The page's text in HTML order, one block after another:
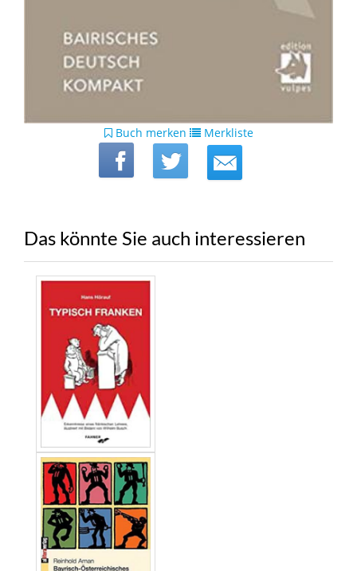
Buch merken Merkliste
Das könnte Sie auch interessieren